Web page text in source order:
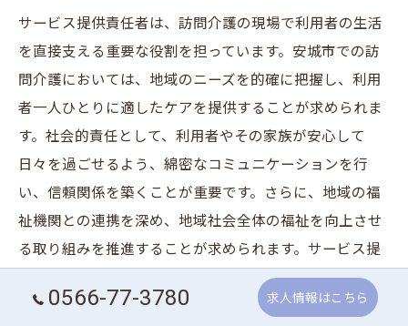
サービス提供責任者は、訪問介護の現場で利用者の生活
を直接支える重要な役割を担っています。安城市での訪
問介護においては、地域のニーズを的確に把握し、利用
者一人ひとりに適したケアを提供することが求められま
す。社会的責任として、利用者やその家族が安心して
日々を過ごせるよう、綿密なコミュニケーションを行
い、信頼関係を築くことが重要です。さらに、地域の福
祉機関との連携を深め、地域社会全体の福祉を向上させ
る取り組みを推進することが求められます。サービス提
供責任者として、地域社会の一員としての責任を果た
し、持続可能な介護サービスの提供を目指します。
0566-77-3780 求人情報はこちら